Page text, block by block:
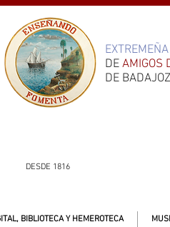
EXTREMEÑA
DE AMIGOS
DE BADAJOZ
DESDE 1816
BIBLIOTECA Y HEMEROTECA